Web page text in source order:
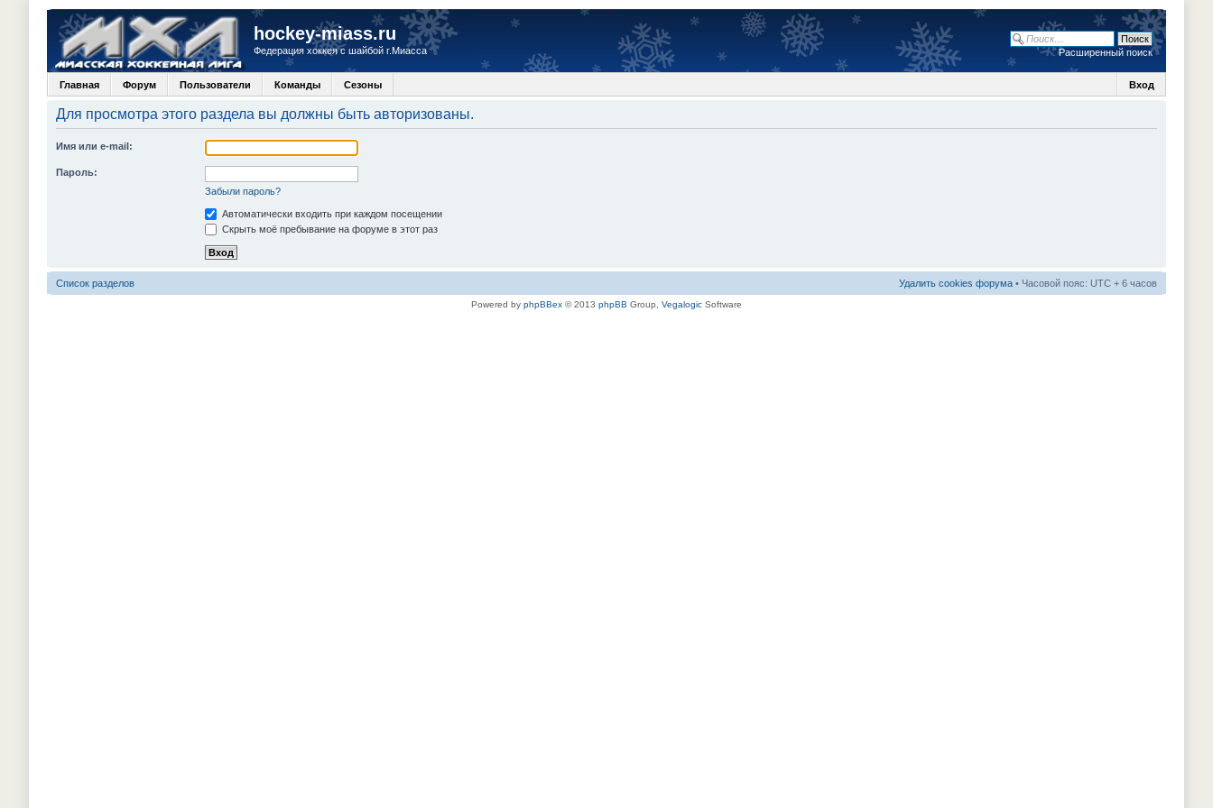
hockey-miass.ru
Федерация хоккея с шайбой г.Миасса Расширенный поиск
Главная Форум Пользователи Команды Сезоны Вход
Для просмотра этого раздела вы должны быть авторизованы.
Имя или e-mail:
Пароль:
Забыли пароль?
Автоматически входить при каждом посещении
Скрыть моё пребывание на форуме в этот раз
Список разделов Удалить cookies форума • Часовой пояс: UTC + 6 часов
Powered by phpBBex © 2013 phpBB Group, Vegalogic Software